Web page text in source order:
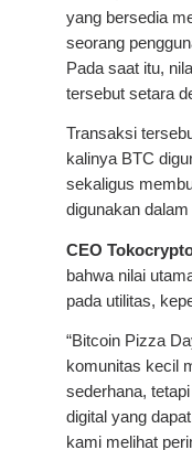
yang bersedia
seorang
Pada saat itu,
tersebut setara
Transaksi
kalinya BTC
sekaligus
digunakan
CEO
bahwa nilai
pada utilitas,
“Bitcoin Pizza
komunitas kecil
sederhana,
digital yang
kami melihat